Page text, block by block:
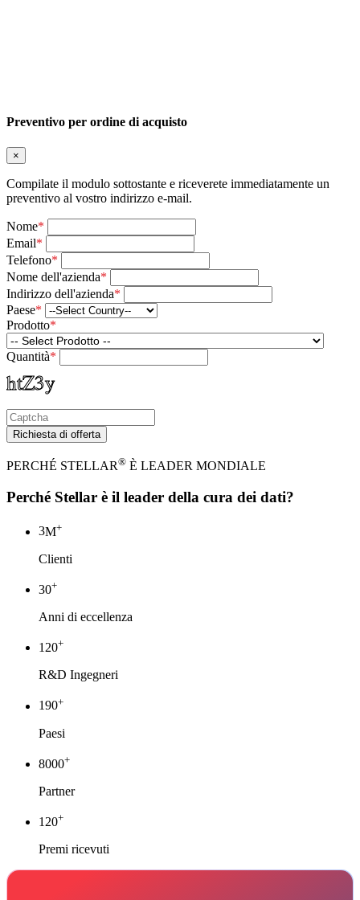
Preventivo per ordine di acquisto
×
Compilate il modulo sottostante e riceverete immediatamente un
preventivo al vostro indirizzo e-mail.
Nome*
Email*
Telefono*
Nome dell'azienda*
Indirizzo dell'azienda*
Paese*
Prodotto*
Quantità*
Richiesta di offerta
PERCHÉ STELLAR® È LEADER MONDIALE
Perché Stellar è il leader della cura dei dati?
3M+
Clienti
30+
Anni di eccellenza
120+
R&D Ingegneri
190+
Paesi
8000+
Partner
120+
Premi ricevuti